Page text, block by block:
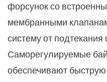
форсунок со
мембранными
систему от подтекания
Саморегулируемые
обеспечивают